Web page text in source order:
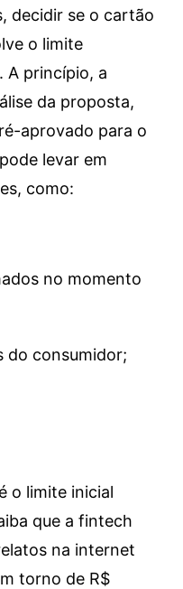
decidir se o cartão
o limite
A princípio, a
da proposta,
aprovado para o
levar em
como:
no momento
do consumidor;
o limite inicial
que a fintech
na internet
torno de R$